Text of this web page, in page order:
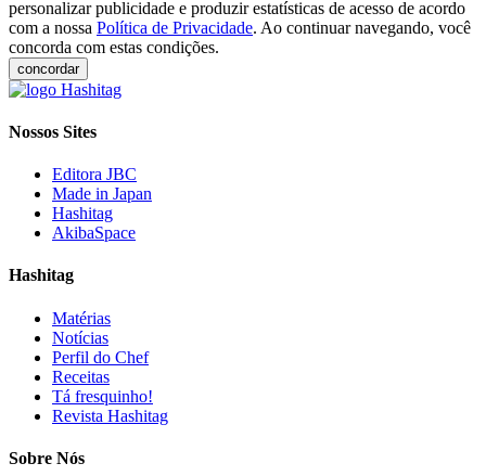
personalizar publicidade e produzir estatísticas de acesso de acordo
com a nossa Política de Privacidade. Ao continuar navegando, você
concorda com estas condições.
concordar
Nossos Sites
Editora JBC
Made in Japan
Hashitag
AkibaSpace
Hashitag
Matérias
Notícias
Perfil do Chef
Receitas
Tá fresquinho!
Revista Hashitag
Sobre Nós